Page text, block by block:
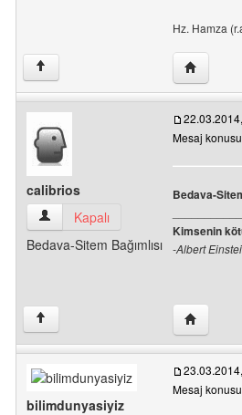
Hz. Hamza
↑ Yazarın
calibrios
calibrios Kullanıcının profilini
Kapalı
Bedava-Sitem Bağımlısı
Mesaj
Bedava-
Kimsenin
-Albert
↑ Yazarın
bilimdunyasiyiz
Mesaj